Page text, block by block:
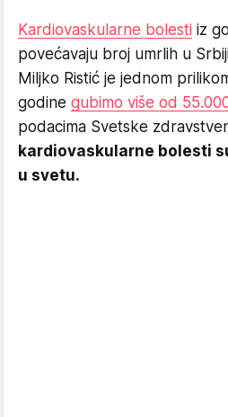
Kardiovaskularne bolesti iz
povećavaju broj umrlih u
Miljko Ristić je jednom
godine gubimo više od
podacima Svetske
kardiovaskularne bolesti
u svetu.